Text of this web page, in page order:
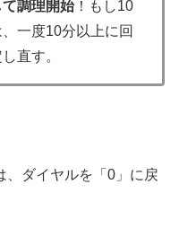
調理開始！もし10
一度10分以上に回
直す。
、ダイヤルを「0」に戻